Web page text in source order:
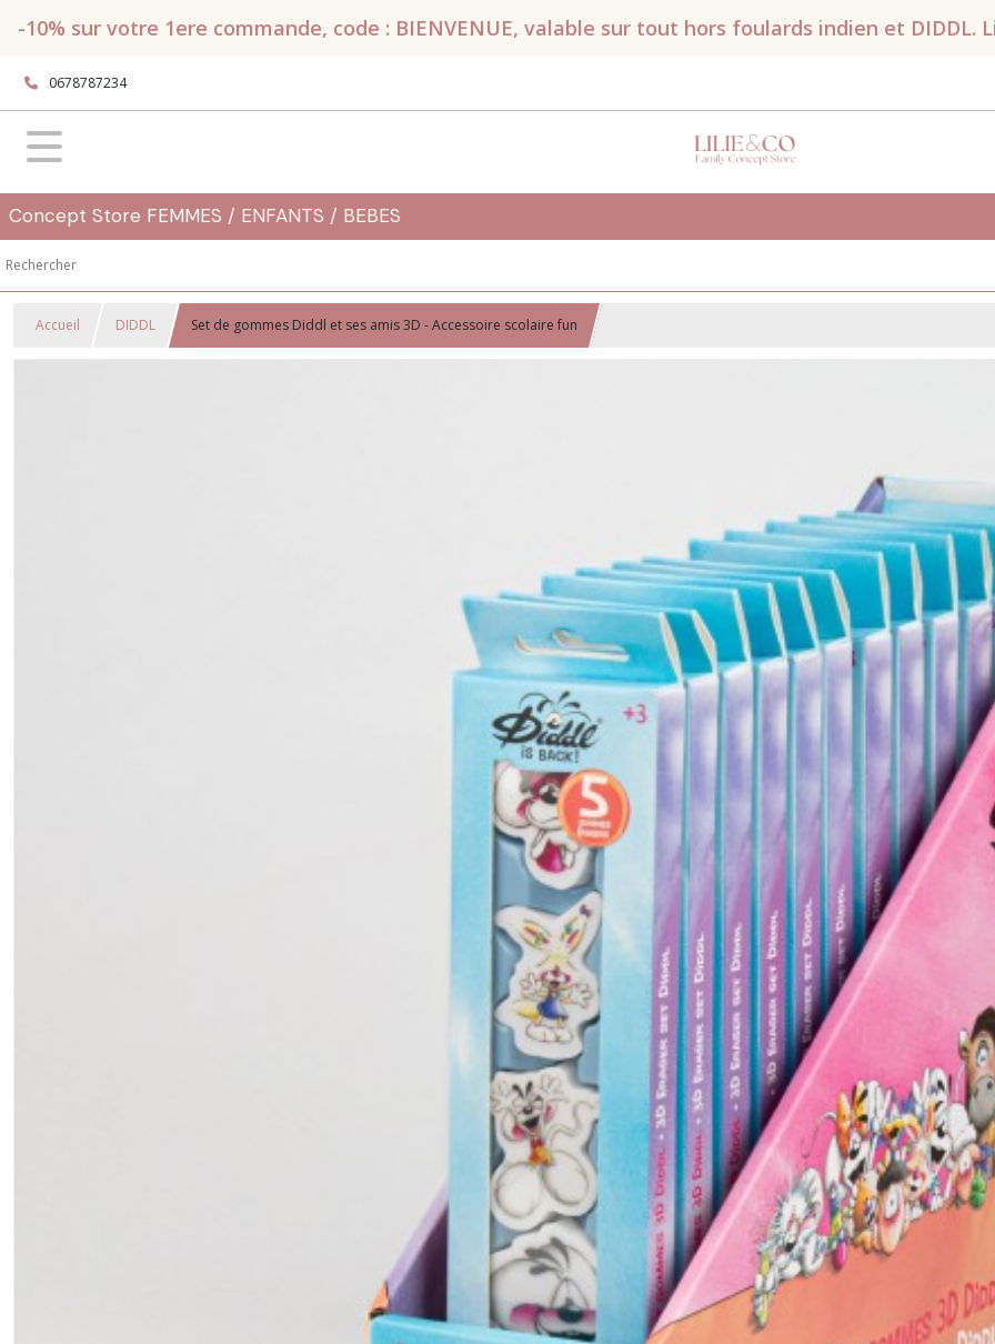
-10% sur votre 1ere commande, code : BIENVENUE, valable sur tout hors foulards indien et DIDDL.
0678787234
Concept Store FEMMES / ENFANTS / BEBES
Accueil DIDDL Set de gommes Diddl et ses amis 3D - Accessoire scolaire fun